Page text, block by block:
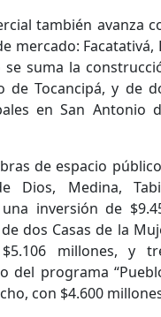
también avanza
mercado: Facatativá,
se suma la
Tocancipá, y de
en San Antonio
de espacio
Dios, Medina,
inversión de
dos Casas de la
millones, y
del programa
con $4.600